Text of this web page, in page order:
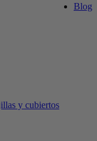
Blog
y cubiertos